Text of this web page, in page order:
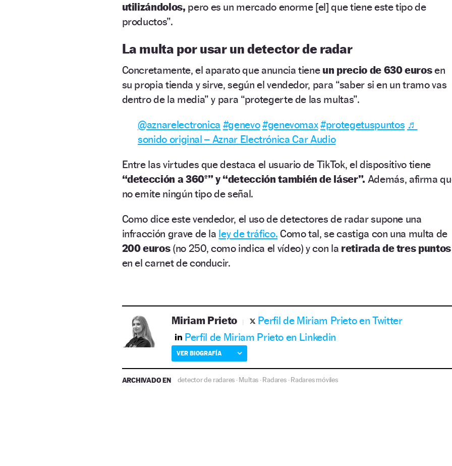
utilizándolos, pero es un mercado enorme [el] que tiene este tipo de
productos”.
La multa por usar un detector de radar
Concretamente, el aparato que anuncia tiene un precio de 630 eurosen
su propia tienda y sirve, según el vendedor, para “saber si en un tramo vas
dentro de la media” y para “protegerte de las multas”.
@aznarelectronica #genevo#genevomax#protegetuspuntos ♬
sonido original – Aznar Electrónica Car Audio
Entre las virtudes que destaca el usuario de TikTok, el dispositivo tiene
“detección a 360º” y “detección también de láser”. Además, afirma
no emite ningún tipo de señal.
Como dice este vendedor, el uso de detectores de radar supone una
infracción grave de la ley de tráfico. Como tal, se castiga con una multa de
200 euros (no 250, como indica el vídeo) y con la retirada de tres puntos
en el carnet de conducir.
Miriam Prieto
Perfil de Miriam Prieto en Twitter
Perfil de Miriam Prieto en Linkedin
VER BIOGRAFÍA
ARCHIVADO EN detector de radares ·Multas ·Radares·Radares móviles